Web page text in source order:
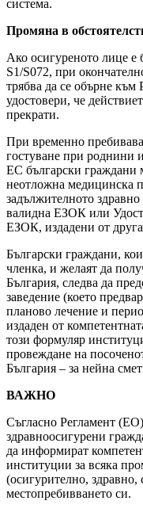
система.
Промяна в
Ако осигуреното лице е
S1/S072, при
трябва да се обърне
удостовери, че
прекрати.
При временно
гостуване при роднини
ЕС български граждани
неотложна медицинска
задължителното
валидна ЕЗОК или
ЕЗОК, издадени от
Български граждани,
членка, и желаят да
България, следва да
заведение (което
планово лечение и
издаден от
този формуляр
провеждане на
България – за нейна
ВАЖНО
Съгласно Регламент
здравноосигурени
да информират
институции за всяка
(осигурително,
местопребивването си.